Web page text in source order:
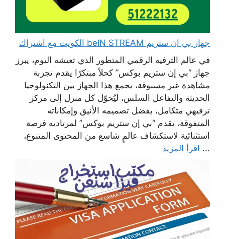
جهاز بي ان ستريم beIN STREAM الكويت مع اشتراك
في عالم الترفيه الرقمي المتطور الذي تعيشه اليوم، يبرز
جهاز “بي إن ستريم بوكس” كحلاً مبتكرًا يقدم تجربة
مشاهدة غير مسبوقة، يجمع هذا الجهاز بين التكنولوجيا
الحديثة والتفاعل السلس، ليُحوّل كل منزل إلى مركز
ترفيهي متكامل، بفضل تصميمه الأنيق وإمكاناته
المتفوقة، يقدم “بي إن ستريم بوكس” لمرتاديه فرصة
استثنائية لاستكشاف عالمٍ شاسع من المحتوى المتنوع،
... اقرأ المزيد